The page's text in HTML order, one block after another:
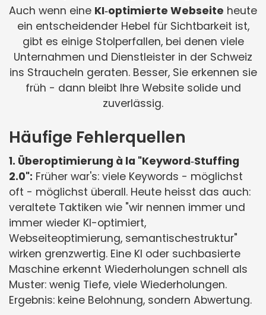
Auch wenn eine KI‑optimierte Webseite heute
ein entscheidender Hebel für Sichtbarkeit ist,
gibt es einige Stolperfallen, bei denen viele
Unternahmen und Dienstleister in der Schweiz
ins Straucheln geraten. Besser, Sie erkennen sie
früh - dann bleibt Ihre Website solide und
zuverlässig.
Häufige Fehlerquellen
1. Überoptimierung à la "Keyword‑Stuffing
2.0": Früher war's: viele Keywords - möglichst
oft - möglichst überall. Heute heisst das auch:
veraltete Taktiken wie "wir nennen immer und
immer wieder KI-optimiert,
Webseiteoptimierung, semantischestruktur"
wirken grenzwertig. Eine KI oder suchbasierte
Maschine erkennt Wiederholungen schnell als
Muster: wenig Tiefe, viele Wiederholungen.
Ergebnis: keine Belohnung, sondern Abwertung.